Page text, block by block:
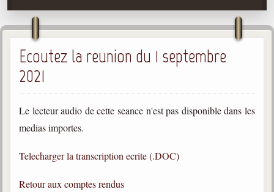
Médiums
Les hommes
Les fondateurs
Allan Kardec
Léon Denis
1846-1927
1857-1926
Ecoutez la reunion du 1 septembre
2021
Le lecteur audio de cette seance n'est pas disponible dans les
medias importes.
Telecharger la transcription ecrite (.DOC)
Retour aux comptes rendus